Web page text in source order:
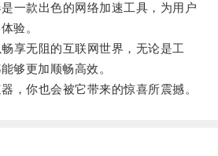
款出色的网络加速工具，为用户
验。
无阻的互联网世界，无论是工
够更加顺畅高效。
你也会被它带来的惊喜所震撼。